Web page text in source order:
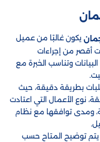
يكون غالبًا من عميل
أقصر من إجراءات
وتناسب الخبرة مع
بطريقة دقيقة، حيث
نوع الأعمال التي اعتادت
ومدى توافقها مع نظام
يتم توضيح المتاح حسب